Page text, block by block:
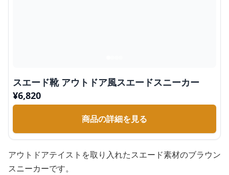
スエード靴 アウトドア風スエードスニーカー
¥6,820
商品の詳細を見る
アウトドアテイストを取り入れたスエード素材のブラウン
スニーカーです。